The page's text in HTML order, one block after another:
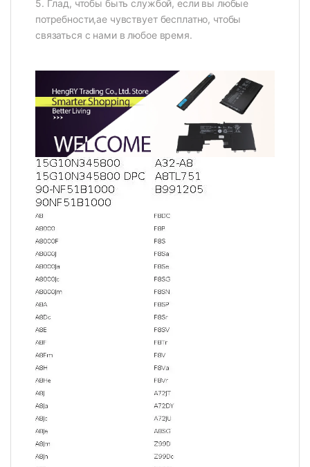
5. Глад, чтобы быть службой, если вы любые
потребности,ae чувствует бесплатно, чтобы
связаться с нами в любое время.